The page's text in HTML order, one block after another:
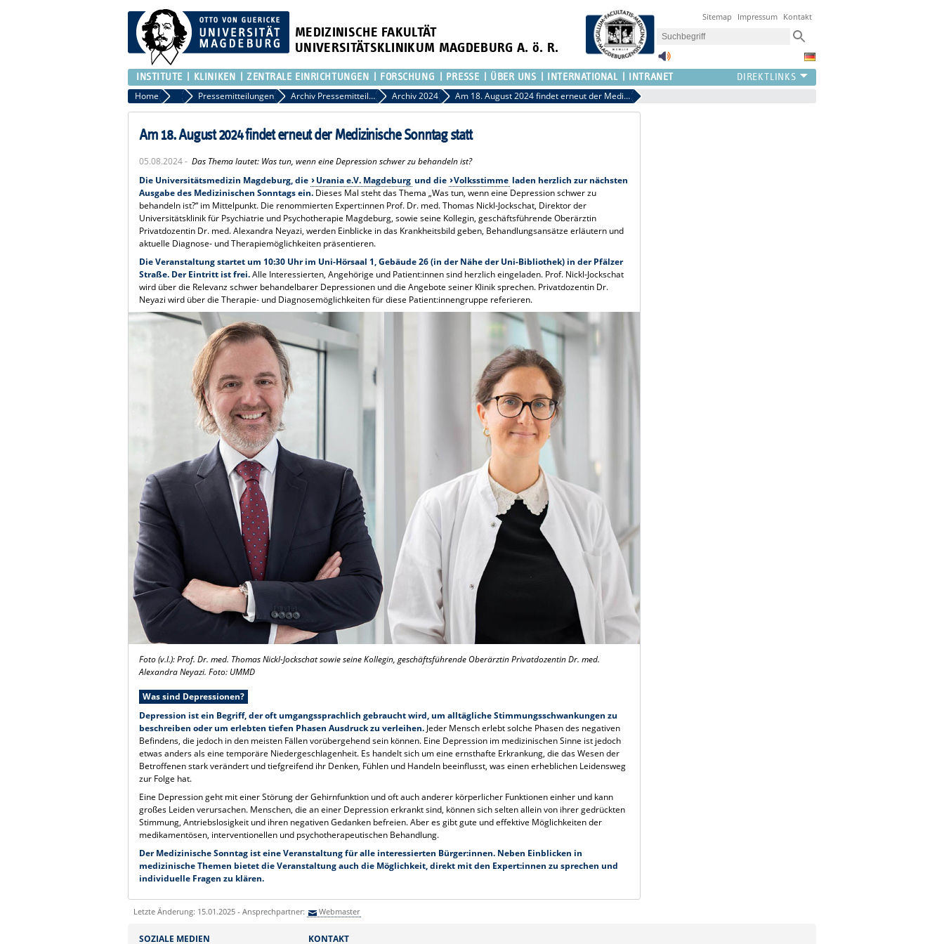
MEDIZINISCHE FAKULTÄT
UNIVERSITÄTSKLINIKUM MAGDEBURG A. ö. R.
Sitemap Impressum Kontakt
INSTITUTE KLINIKEN ZENTRALE EINRICHTUNGEN FORSCHUNG PRESSE ÜBER UNS INTERNATIONAL INTRANET
Home PressePressemitteilungen Archiv Pressemitteilungen Archiv 2024 Am 18. August 2024 findet erneut der Medizinische Sonntag statt
Am 18. August 2024 findet erneut der Medizinische Sonntag statt
05.08.2024 -Das Thema lautet: Was tun, wenn eine Depression schwer zu behandeln ist?
Die Universitätsmedizin Magdeburg, die
Urania e.V. Magdeburg und die Volksstimme laden herzlich zur nächsten
Ausgabe des Medizinischen Sonntags ein. Dieses Mal steht das Thema „Was tun, wenn eine Depression schwer zu
behandeln ist?“ im Mittelpunkt. Die renommierten Expert:innen Prof. Dr. med. Thomas Nickl-Jockschat, Direktor der
Universitätsklinik für Psychiatrie und Psychotherapie Magdeburg, sowie seine Kollegin, geschäftsführende Oberärztin
Privatdozentin Dr. med. Alexandra Neyazi, werden Einblicke in das Krankheitsbild geben, Behandlungsansätze erläutern und
aktuelle Diagnose- und Therapiemöglichkeiten präsentieren.
Die Veranstaltung startet um 10:30 Uhr im Uni-Hörsaal 1, Gebäude 26 (in der Nähe der Uni-Bibliothek) in der Pfälzer
Straße. Der Eintritt ist frei.Alle Interessierten, Angehörige und Patient:innen sind herzlich eingeladen. Prof. Nickl-Jockschat
wird über die Relevanz schwer behandelbarer Depressionen und die Angebote seiner Klinik sprechen. Privatdozentin Dr.
Neyazi wird über die Therapie- und Diagnosemöglichkeiten für diese Patient:innengruppe referieren.
Foto (v.l.): Prof. Dr. med. Thomas Nickl-Jockschat sowie seine Kollegin, geschäftsführende Oberärztin Privatdozentin Dr. med.
Alexandra Neyazi. Foto: UMMD
Was sind Depressionen?
Depression ist ein Begriff, der oft umgangssprachlich gebraucht wird, um alltägliche Stimmungsschwankungen zu
beschreiben oder um erlebten tiefen Phasen Ausdruck zu verleihen. Jeder Mensch erlebt solche Phasen des negativen
Befindens, die jedoch in den meisten Fällen vorübergehend sein können. Eine Depression im medizinischen Sinne ist jedoch
etwas anders als eine temporäre Niedergeschlagenheit. Es handelt sich um eine ernsthafte Erkrankung, die das Wesen der
Betroffenen stark verändert und tiefgreifend ihr Denken, Fühlen und Handeln beeinflusst, was einen erheblichen Leidensweg
zur Folge hat.
Eine Depression geht mit einer Störung der Gehirnfunktion und oft auch anderer körperlicher Funktionen einher und kann
großes Leiden verursachen. Menschen, die an einer Depression erkrankt sind, können sich selten allein von ihrer gedrückten
Stimmung, Antriebslosigkeit und ihren negativen Gedanken befreien. Aber es gibt gute und effektive Möglichkeiten der
medikamentösen, interventionellen und psychotherapeutischen Behandlung.
Der Medizinische Sonntag ist eine Veranstaltung für alle interessierten Bürger:innen. Neben Einblicken in
medizinische Themen bietet die Veranstaltung auch die Möglichkeit, direkt mit den Expert:innen zu sprechen und
individuelle Fragen zu klären.
Letzte Änderung: 15.01.2025 - Ansprechpartner: Webmaster
SOZIALE MEDIEN KONTAKT